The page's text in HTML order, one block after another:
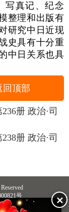
写真记、纪念
整理和出版有
研究中日近现
史具有十分重
中日关系也具
回顶部
册 政治·司
册 政治·司
号
和不良信息举报中心✕